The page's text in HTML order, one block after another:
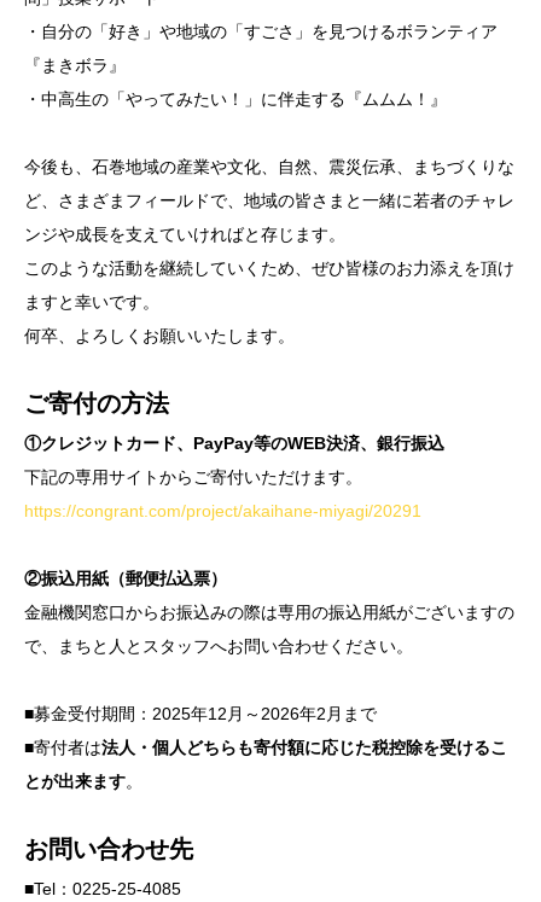
・自分の「好き」や地域の「すごさ」を見つけるボランティア
『まきボラ』
・中高生の「やってみたい！」に伴走する『ムムム！』
今後も、石巻地域の産業や文化、自然、震災伝承、まちづくりな
ど、さまざまフィールドで、地域の皆さまと一緒に若者のチャレ
ンジや成長を支えていければと存じます。
このような活動を継続していくため、ぜひ皆様のお力添えを頂け
ますと幸いです。
何卒、よろしくお願いいたします。
ご寄付の方法
①クレジットカード、PayPay等のWEB決済、銀行振込
下記の専用サイトからご寄付いただけます。
https://congrant.com/project/akaihane-miyagi/20291
②振込用紙（郵便払込票）
金融機関窓口からお振込みの際は専用の振込用紙がございますの
で、まちと人とスタッフへお問い合わせください。
■募金受付期間：2025年12月～2026年2月まで
■寄付者は法人・個人どちらも寄付額に応じた税控除を受けるこ
とが出来ます。
お問い合わせ先
■Tel：0225-25-4085